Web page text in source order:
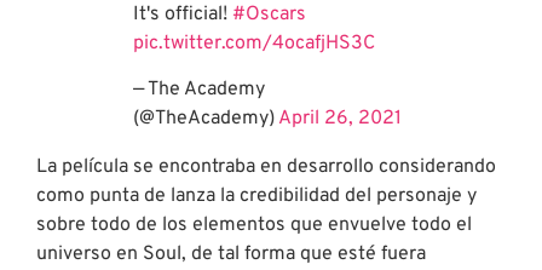
It's official! #Oscars
pic.twitter.com/4ocafjHS3C
— The Academy
(@TheAcademy) April 26, 2021
La película se encontraba en desarrollo considerando
como punta de lanza la credibilidad del personaje y
sobre todo de los elementos que envuelve todo el
universo en Soul, de tal forma que esté fuera